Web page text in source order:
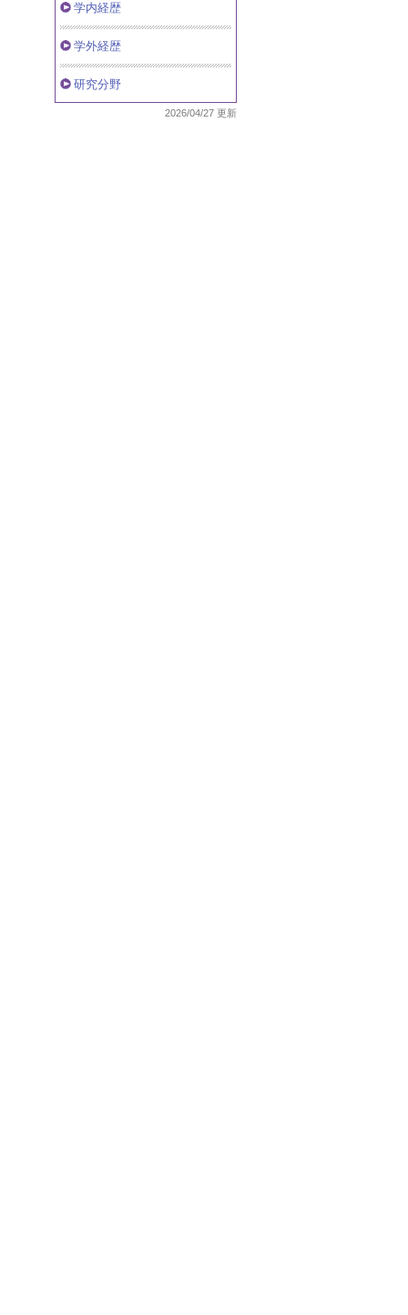
学内経歴
学外経歴
研究分野
2026/04/27 更新